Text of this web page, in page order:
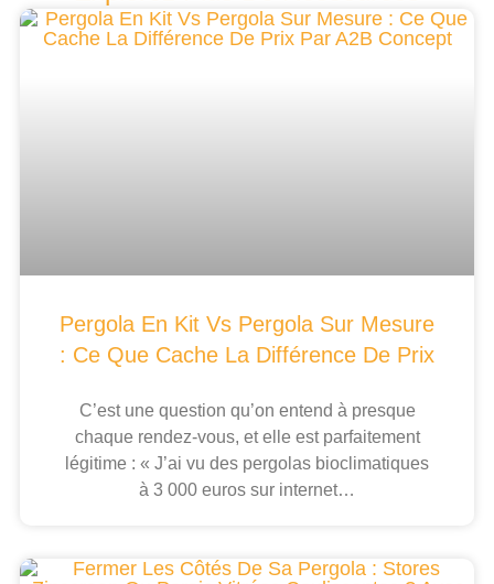
Pergola En Kit Vs Pergola Sur Mesure
: Ce Que Cache La Différence De Prix
C’est une question qu’on entend à presque
chaque rendez-vous, et elle est parfaitement
légitime : « J’ai vu des pergolas bioclimatiques
à 3 000 euros sur internet…